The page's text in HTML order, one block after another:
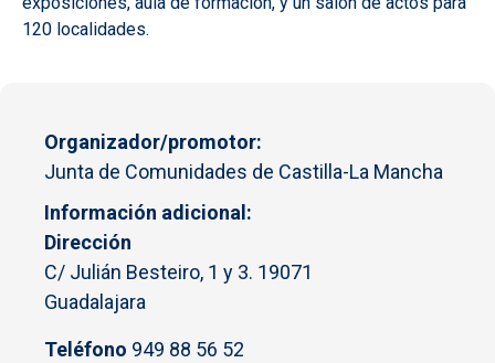
120 localidades.
Organizador/promotor
Junta de Comunidades de Castilla-La Mancha
Información adicional
Dirección
C/ Julián Besteiro, 1 y 3. 19071
Guadalajara
Teléfono 949 88 56 52